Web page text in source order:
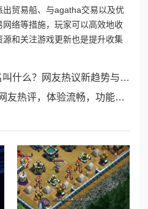
贸易船、与agatha交易以及优
络等措施，玩家可以高效地收
和关注游戏更新也是提升收集
友热议新趋势与个性化选择的背后故事分析
验流畅，功能强大，是值得一试的优秀应用！